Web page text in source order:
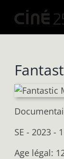
contenu
SE - 2023 -
Age légal: